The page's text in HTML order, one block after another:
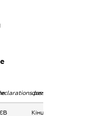
Кінцевий